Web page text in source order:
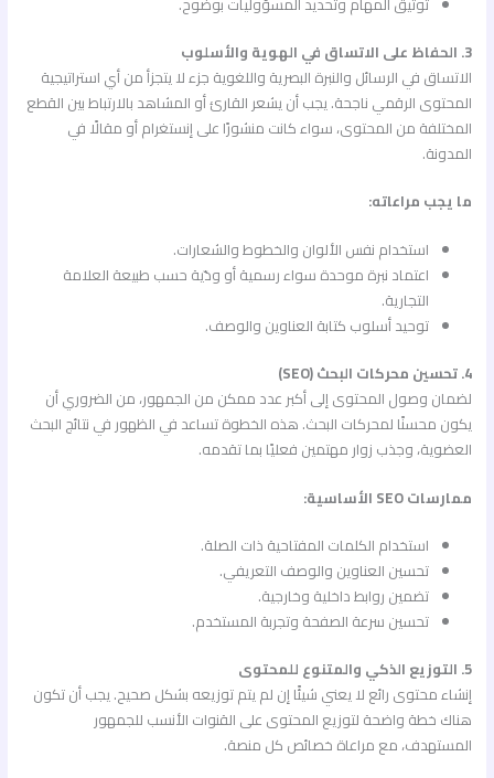
3. الحفاظ على الاتساق في الهوية والأسلوب
الاتساق في الرسائل والنبرة البصرية واللغوية جزء لا يتجزأ من أي استراتيجية
المحتوى الرقمي ناجحة. يجب أن يشعر القارئ أو المشاهد بالارتباط بين القطع
المختلفة من المحتوى، سواء كانت منشورًا على إنستغرام أو مقالًا في
المدونة.
ما يجب مراعاته:
استخدام نفس الألوان والخطوط والشعارات.
اعتماد نبرة موحدة سواء رسمية أو ودّية حسب طبيعة العلامة
التجارية.
توحيد أسلوب كتابة العناوين والوصف.
4. تحسين محركات البحث (SEO)
لضمان وصول المحتوى إلى أكبر عدد ممكن من الجمهور، من الضروري أن
يكون محسنًا لمحركات البحث. هذه الخطوة تساعد في الظهور في نتائج البحث
العضوية، وجذب زوار مهتمين فعليًا بما تقدمه.
ممارسات SEO الأساسية:
استخدام الكلمات المفتاحية ذات الصلة.
تحسين العناوين والوصف التعريفي.
تضمين روابط داخلية وخارجية.
تحسين سرعة الصفحة وتجربة المستخدم.
5. التوزيع الذكي والمتنوع للمحتوى
إنشاء محتوى رائع لا يعني شيئًا إن لم يتم توزيعه بشكل صحيح. يجب أن تكون
هناك خطة واضحة لتوزيع المحتوى على القنوات الأنسب للجمهور
المستهدف، مع مراعاة خصائص كل منصة.